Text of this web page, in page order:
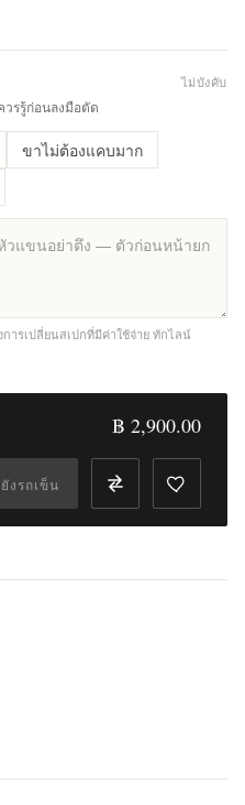
ไม่บังคับ
รรู้ก่อนลงมือตัด
ขาไม่ต้องแคบมาก
ารเปลี่ยนสเปกที่มีค่าใช้จ่าย ทักไลน์
฿ 2,900.00
งรถเข็น